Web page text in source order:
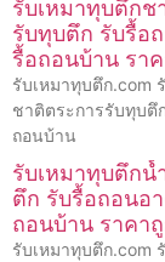
รับเหมาทุบตึกช
รับทุบตึก รับรื้อ
รื้อถอนบ้าน รา
รับเหมาทุบตึก.com
ชาติตระการรับทุบตึ
ถอนบ้าน
รับเหมาทุบตึกน้
ตึก รับรื้อถอนอ
ถอนบ้าน ราคา
รับเหมาทุบตึก.com